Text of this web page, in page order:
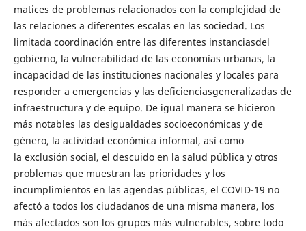
matices de problemas relacionados con la complejidad de
las relaciones a diferentes escalas en las sociedad. Los
limitada coordinación entre las diferentes instanciasdel
gobierno, la vulnerabilidad de las economías urbanas, la
incapacidad de las instituciones nacionales y locales para
responder a emergencias y las deficienciasgeneralizadas de
infraestructura y de equipo. De igual manera se hicieron
más notables las desigualdades socioeconómicas y de
género, la actividad económica informal, así como
la exclusión social, el descuido en la salud pública y otros
problemas que muestran las prioridades y los
incumplimientos en las agendas públicas, el COVID-19 no
afectó a todos los ciudadanos de una misma manera, los
más afectados son los grupos más vulnerables, sobre todo